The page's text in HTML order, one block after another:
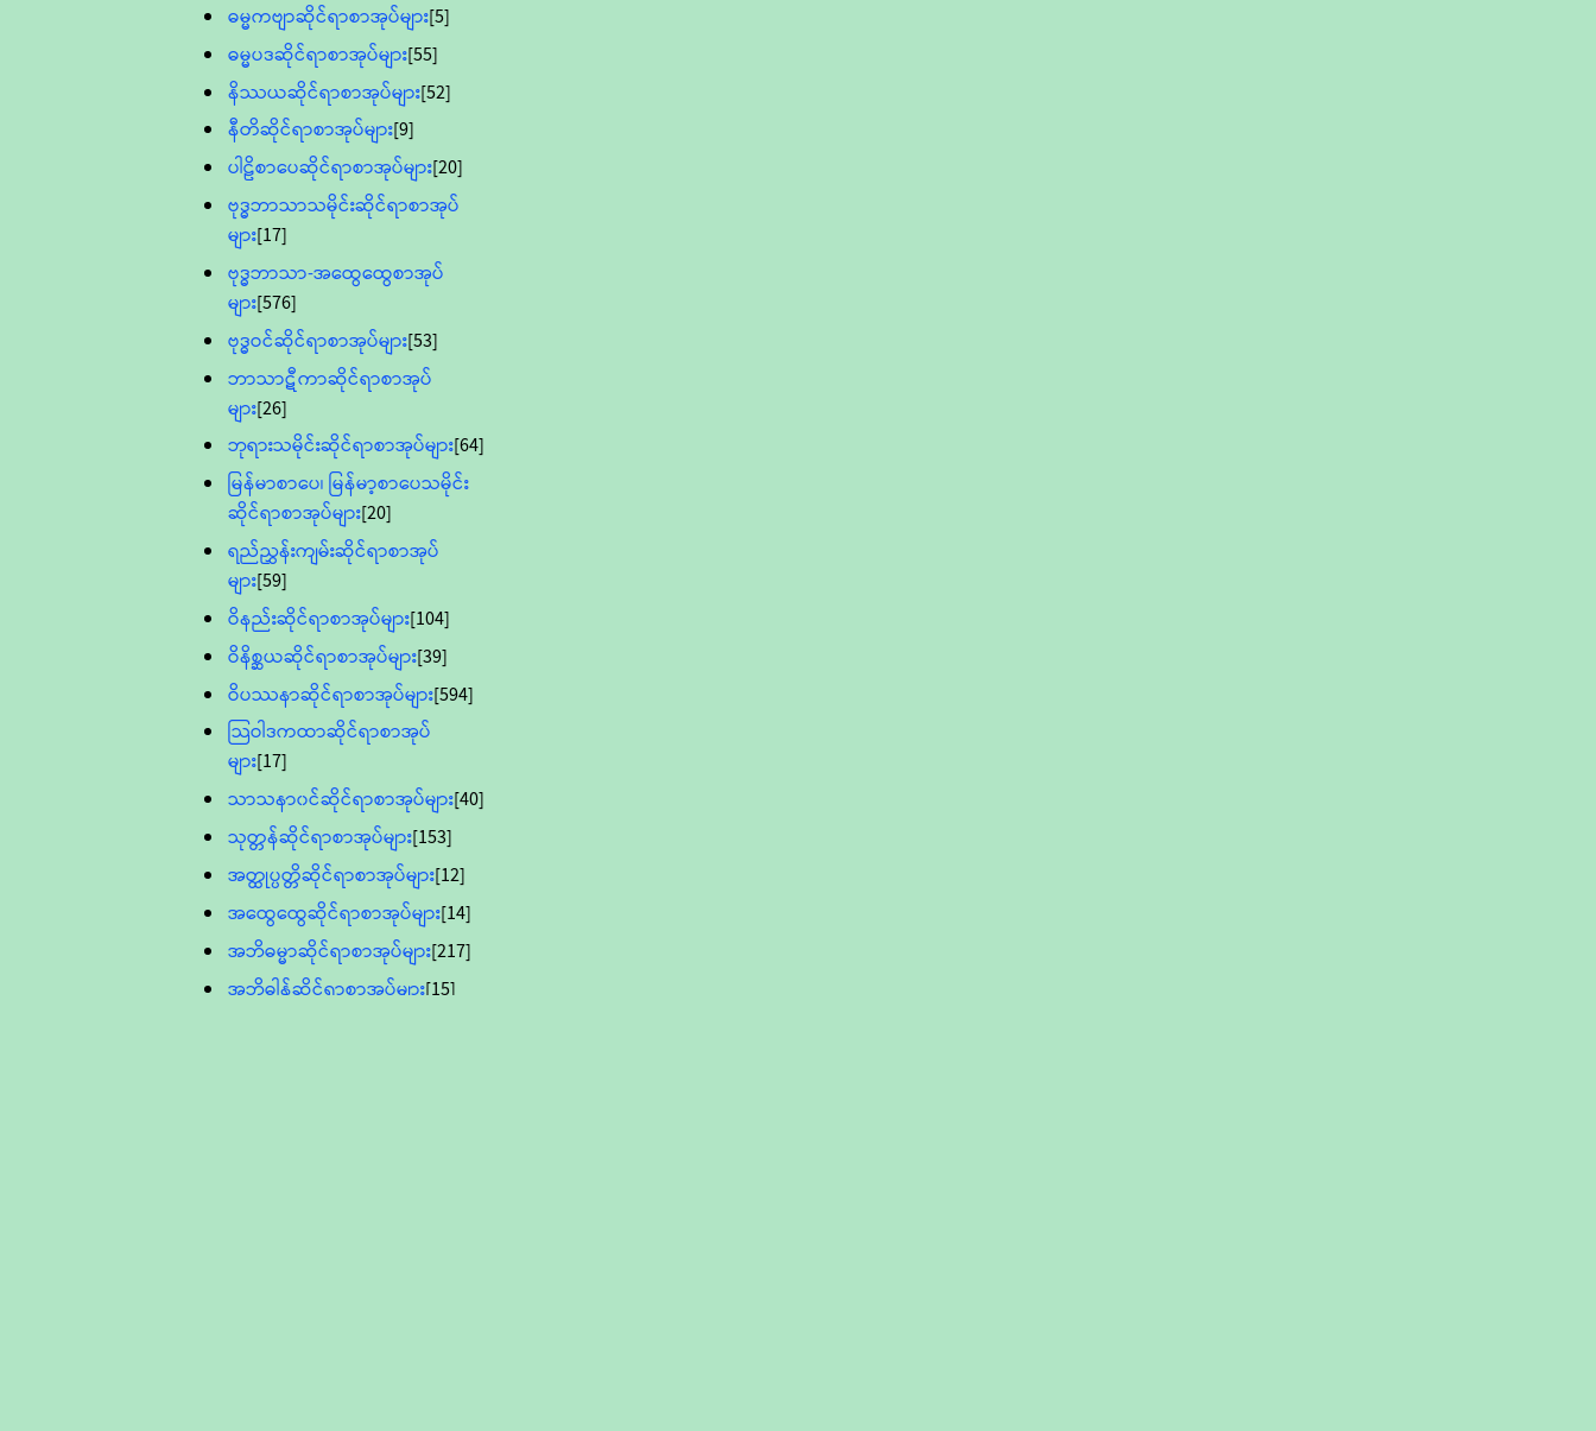
ဓမ္မကဗျာဆိုင်ရာစာအုပ်များ[5]
ဓမ္မပဒဆိုင်ရာစာအုပ်များ[55]
နိဿယဆိုင်ရာစာအုပ်များ[52]
နီတိဆိုင်ရာစာအုပ်များ[9]
ပါဠိစာပေဆိုင်ရာစာအုပ်များ[20]
ဗုဒ္ဓဘာသာသမိုင်းဆိုင်ရာစာအုပ်
များ[17]
ဗုဒ္ဓဘာသာ-အထွေထွေစာအုပ်
များ[576]
ဗုဒ္ဓဝင်ဆိုင်ရာစာအုပ်များ[53]
ဘာသာဋီကာဆိုင်ရာစာအုပ်
များ[26]
ဘုရားသမိုင်းဆိုင်ရာစာအုပ်များ[64]
မြန်မာစာပေ၊ မြန်မာ့စာပေသမိုင်း
ဆိုင်ရာစာအုပ်များ[20]
ရည်ညွှန်းကျမ်းဆိုင်ရာစာအုပ်
များ[59]
ဝိနည်းဆိုင်ရာစာအုပ်များ[104]
ဝိနိစ္ဆယဆိုင်ရာစာအုပ်များ[39]
ဝိပဿနာဆိုင်ရာစာအုပ်များ[594]
သြဝါဒကထာဆိုင်ရာစာအုပ်
များ[17]
သာသနာ၀င်ဆိုင်ရာစာအုပ်များ[40]
သုတ္တန်ဆိုင်ရာစာအုပ်များ[153]
အတ္ထုပ္ပတ္တိဆိုင်ရာစာအုပ်များ[12]
အထွေထွေဆိုင်ရာစာအုပ်များ[14]
အဘိဓမ္မာဆိုင်ရာစာအုပ်များ[217]
အဘိဓါန်ဆိုင်ရာစာအုပ်များ[15]